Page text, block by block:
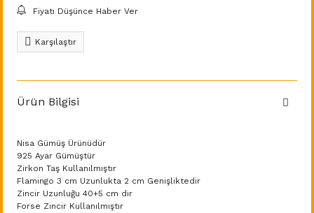
Fiyatı Düşünce Haber Ver
Karşılaştır
Ürün Bilgisi
Nisa Gümüş Ürünüdür
925 Ayar Gümüştür
Zirkon Taş Kullanılmıştır
Flamingo 3 cm Uzunlukta 2 cm Genişliktedir
Zincir Uzunluğu 40+5 cm dir
Forse Zincir Kullanılmıştır